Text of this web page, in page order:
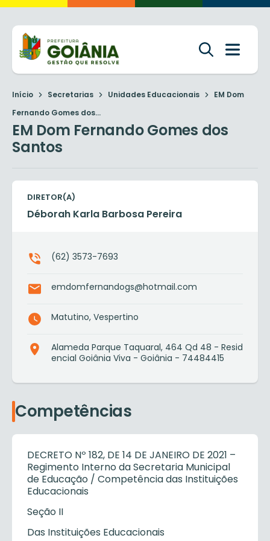
Início Secretarias Unidades Educacionais
EM Dom
Fernando Gomes dos...
EM Dom Fernando Gomes dos
Santos
DIRETOR(A)
Déborah Karla Barbosa Pereira
(62) 3573-7693
emdomfernandogs@hotmail.com
Matutino, Vespertino
Alameda Parque Taquaral, 464 Qd 48 - Resid
encial Goiânia Viva - Goiânia - 74484415
Competências
DECRETO Nº 182, DE 14 DE JANEIRO DE 2021 –
Regimento Interno da Secretaria Municipal
de Educação / Competência das Instituições
Educacionais
Seção II
Das Instituições Educacionais